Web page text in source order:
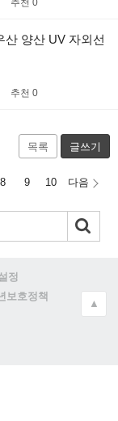
추천 0
산 양산 UV 자외선
추천 0
목록 글쓰기
8 9 10 다음
정
보호정책
▲